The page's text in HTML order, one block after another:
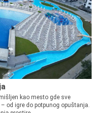
kao mesto gde sve
od igre do potpunog opuštanja.